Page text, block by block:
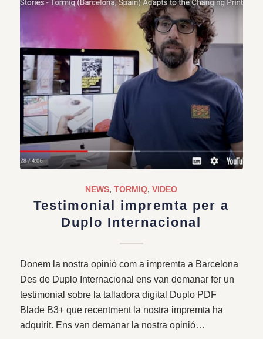
NEWS,TORMIQ,VIDEO
Testimonial impremta per a
Duplo Internacional
Donem la nostra opinió com a impremta a Barcelona
Des de Duplo Internacional ens van demanar fer un
testimonial sobre la talladora digital Duplo PDF
Blade B3+ que recentment la nostra impremta ha
adquirit. Ens van demanar la nostra opinió…